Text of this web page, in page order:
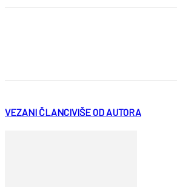
VEZANI ČLANCIVIŠE OD AUTORA